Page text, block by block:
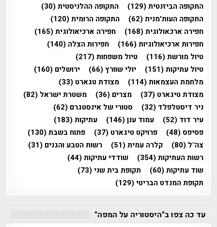
התקופה הביזנטית(129) התקופה ההלניסטית(30)
התקופה העות'מנית(62) התקופה הרומית(120)
חפירה ארכאולוגית(168) חפירה ארכיאולוגית(165)
חפירות ארכיאולוגיות(166) חפירות הצלה (140)
טיול מורשת(116) טיול משפחות(217)
טיול עתיקות(151) יולי שוורץ(66) ירושלים (160)
מלחמת העצמאות(114) מצודת טגארט (33)
מצודת טיגארט (37) מצרים (36) משטרת ישראל (82)
ניר דיסטלפלד (32) סטורי של אינסטגרם (62)
עיר דוד (52) עמוד ענן(146) עתיקות(183)
פסיפס(48) פרויקט טיגארט (37) פתוח בשבת(130)
צה"ל (80) קלרה עמית(51) רשות הטבע והגנים (31)
רשות העתיקות(354) שודדי עתיקות(44)
שוד עתיקות(60) תקופת בית שני(73)
תקופת המנדט הבריטי(129)
עד כה צפו ב"היסטוריה על המפה"